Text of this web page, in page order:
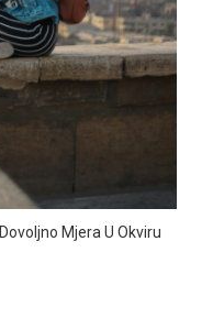
Mjera U Okviru